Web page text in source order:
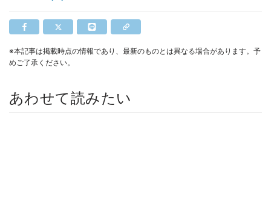
※本記事は掲載時点の情報であり、最新のものとは異なる場合があります。予
めご了承ください。
あわせて読みたい